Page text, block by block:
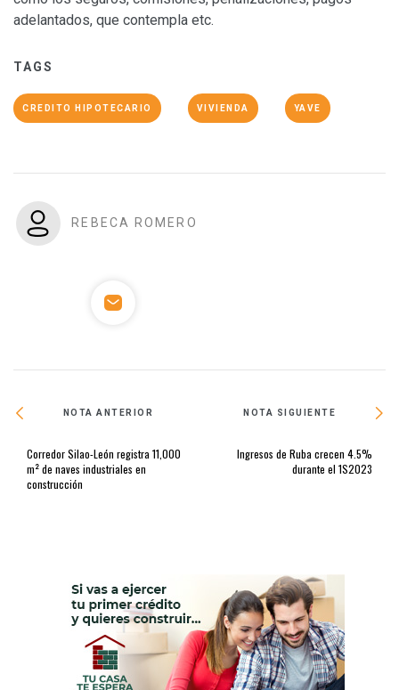
adelantados, que contempla etc.
TAGS
CREDITO HIPOTECARIO VIVIENDA YAVE
REBECA ROMERO
NOTA ANTERIOR
Corredor Silao-León registra 11,000
m² de naves industriales en
construcción
NOTA SIGUIENTE
Ingresos de Ruba crecen 4.5%
durante el 1S2023